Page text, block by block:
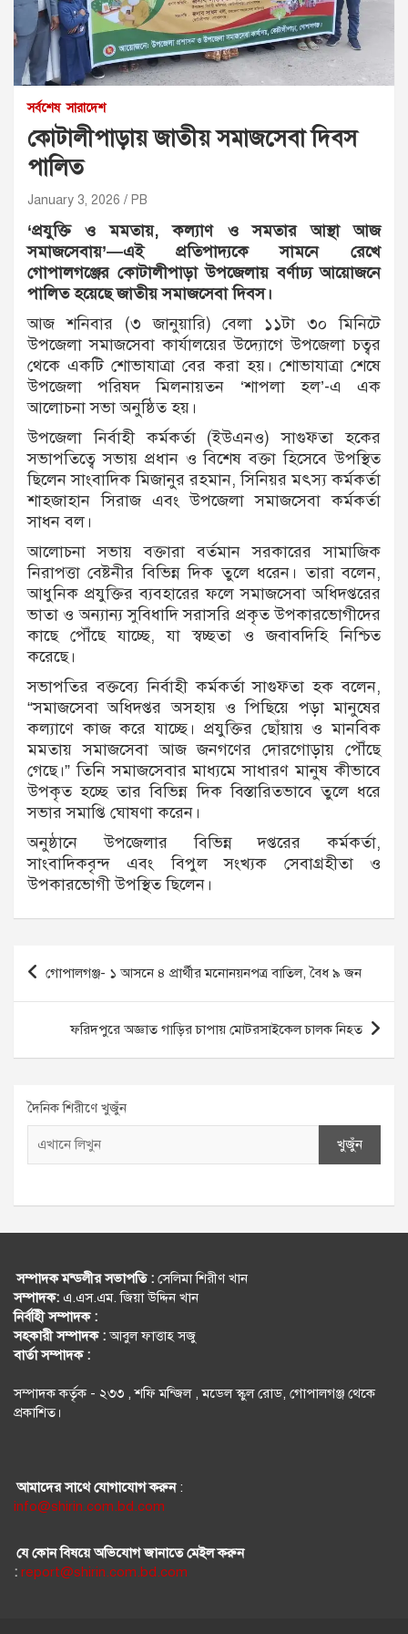
সর্বশেষ সারাদেশ
কোটালীপাড়ায় জাতীয় সমাজসেবা দিবস
পালিত
January 3, 2026 PB
‘প্রযুক্তি ও মমতায়, কল্যাণ ও সমতার আস্থা আজ
সমাজসেবায়’—এই প্রতিপাদ্যকে সামনে রেখে
গোপালগঞ্জের কোটালীপাড়া উপজেলায় বর্ণাঢ্য আয়োজনে
পালিত হয়েছে জাতীয় সমাজসেবা দিবস।
আজ শনিবার (৩ জানুয়ারি) বেলা ১১টা ৩০ মিনিটে
উপজেলা সমাজসেবা কার্যালয়ের উদ্যোগে উপজেলা চত্বর
থেকে একটি শোভাযাত্রা বের করা হয়। শোভাযাত্রা শেষে
উপজেলা পরিষদ মিলনায়তন ‘শাপলা হল’-এ এক
আলোচনা সভা অনুষ্ঠিত হয়।
উপজেলা নির্বাহী কর্মকর্তা (ইউএনও) সাগুফ্তা হকের
সভাপতিত্বে সভায় প্রধান ও বিশেষ বক্তা হিসেবে উপস্থিত
ছিলেন সাংবাদিক মিজানুর রহমান, সিনিয়র মৎস্য কর্মকর্তা
শাহজাহান সিরাজ এবং উপজেলা সমাজসেবা কর্মকর্তা
সাধন বল।
আলোচনা সভায় বক্তারা বর্তমান সরকারের সামাজিক
নিরাপত্তা বেষ্টনীর বিভিন্ন দিক তুলে ধরেন। তারা বলেন,
আধুনিক প্রযুক্তির ব্যবহারের ফলে সমাজসেবা অধিদপ্তরের
ভাতা ও অন্যান্য সুবিধাদি সরাসরি প্রকৃত উপকারভোগীদের
কাছে পৌঁছে যাচ্ছে, যা স্বচ্ছতা ও জবাবদিহি নিশ্চিত
করেছে।
সভাপতির বক্তব্যে নির্বাহী কর্মকর্তা সাগুফ্তা হক বলেন,
“সমাজসেবা অধিদপ্তর অসহায় ও পিছিয়ে পড়া মানুষের
কল্যাণে কাজ করে যাচ্ছে। প্রযুক্তির ছোঁয়ায় ও মানবিক
মমতায় সমাজসেবা আজ জনগণের দোরগোড়ায় পৌঁছে
গেছে।” তিনি সমাজসেবার মাধ্যমে সাধারণ মানুষ কীভাবে
উপকৃত হচ্ছে তার বিভিন্ন দিক বিস্তারিতভাবে তুলে ধরে
সভার সমাপ্তি ঘোষণা করেন।
অনুষ্ঠানে উপজেলার বিভিন্ন দপ্তরের কর্মকর্তা,
সাংবাদিকবৃন্দ এবং বিপুল সংখ্যক সেবাগ্রহীতা ও
উপকারভোগী উপস্থিত ছিলেন।
Post
navigation
গোপালগঞ্জ- ১ আসনে ৪ প্রার্থীর মনোনয়নপত্র বাতিল, বৈধ ৯ জন
ফরিদপুরে অজ্ঞাত গাড়ির চাপায় মোটরসাইকেল চালক নিহত
দৈনিক শিরীণে খুজুঁন
খুজুঁন
সম্পাদক মন্ডলীর সভাপতি : সেলিমা শিরীণ খান
সম্পাদক: এ.এস.এম. জিয়া উদ্দিন খান
নির্বহিী সম্পাদক :
সহকারী সম্পাদক :আবুল ফাত্তাহ সজু
বার্তা সম্পাদক :
সম্পাদক কর্তৃক - ২৩৩ , শফি মন্জিল , মডেল স্কুল রোড, গোপালগঞ্জ থেকে
প্রকাশিত।
আমাদের সাথে যোগাযোগ করুন:
info@shirin.com.bd.com
যে কোন বিষয়ে অভিযোগ জানাতে মেইল করুন
: report@shirin.com.bd.com